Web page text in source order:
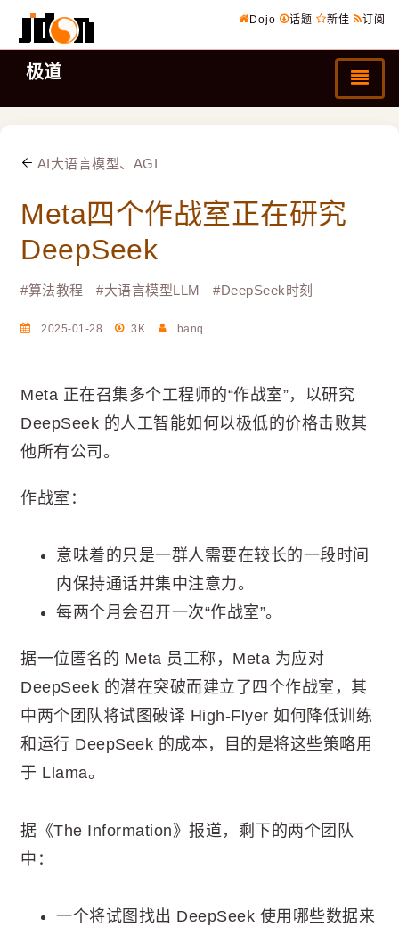
Dojo 话题 新佳 订阅
极道
AI大语言模型、AGI
Meta四个作战室正在研究
DeepSeek
#算法教程 #大语言模型LLM #DeepSeek时刻
2025-01-28 3K banq
Meta 正在召集多个工程师的“作战室”，以研究
DeepSeek 的人工智能如何以极低的价格击败其
他所有公司。
作战室：
意味着的只是一群人需要在较长的一段时间
内保持通话并集中注意力。
每两个月会召开一次“作战室”。
据一位匿名的 Meta 员工称，Meta 为应对
DeepSeek 的潜在突破而建立了四个作战室，其
中两个团队将试图破译 High-Flyer 如何降低训练
和运行 DeepSeek 的成本，目的是将这些策略用
于 Llama。
据《The Information》报道，剩下的两个团队
中：
一个将试图找出 DeepSeek 使用哪些数据来